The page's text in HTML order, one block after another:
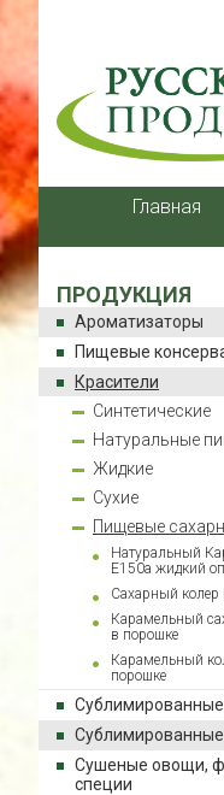
Главная
ПРОДУКЦИЯ
Ароматизаторы
Пищевые
Красители
Синтетические
Натуральные
Жидкие
Сухие
Пищевые
Натуральный
E150a жидкий
Сахарный колер
Карамельный
в порошке
Карамельный
порошке
Сушеные овощи,
специи